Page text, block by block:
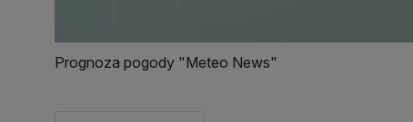
Prognoza pogody "Meteo News"